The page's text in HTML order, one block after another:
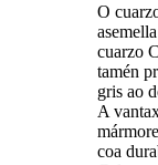
O
cuarzo
tamén
gris ao
A
coa